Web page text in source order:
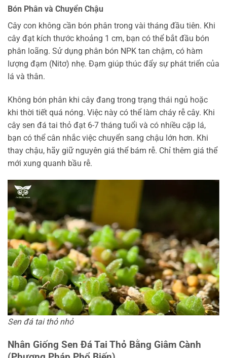
Bón Phân và Chuyển Chậu
Cây con không cần bón phân trong vài tháng đầu tiên. Khi
cây đạt kích thước khoảng 1 cm, bạn có thể bắt đầu bón
phân loãng. Sử dụng phân bón NPK tan chậm, có hàm
lượng đạm (Nitơ) nhẹ. Đạm giúp thúc đẩy sự phát triển của
lá và thân.
Không bón phân khi cây đang trong trạng thái ngủ hoặc
khi thời tiết quá nóng. Việc này có thể làm cháy rễ cây. Khi
cây sen đá tai thỏ đạt 6-7 tháng tuổi và có nhiều cặp lá,
bạn có thể cân nhắc việc chuyển sang chậu lớn hơn. Khi
thay chậu, hãy giữ nguyên giá thể bám rễ. Chỉ thêm giá thể
mới xung quanh bầu rễ.
Sen đá tai thỏ nhỏ
Nhân Giống Sen Đá Tai Thỏ Bằng Giâm Cành